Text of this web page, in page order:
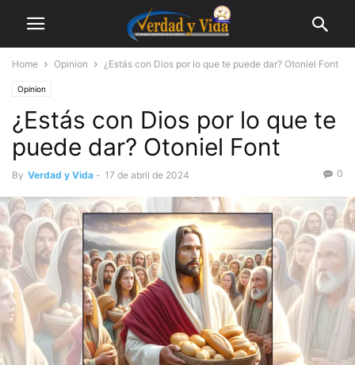
Home Opinion ¿Estás con Dios por lo que te puede dar? Otoniel Font
Opinion
¿Estás con Dios por lo que te
puede dar? Otoniel Font
By Verdad y Vida - 17 de abril de 2024 0